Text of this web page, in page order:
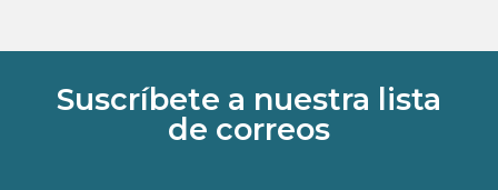
Suscríbete a nuestra lista
de correos